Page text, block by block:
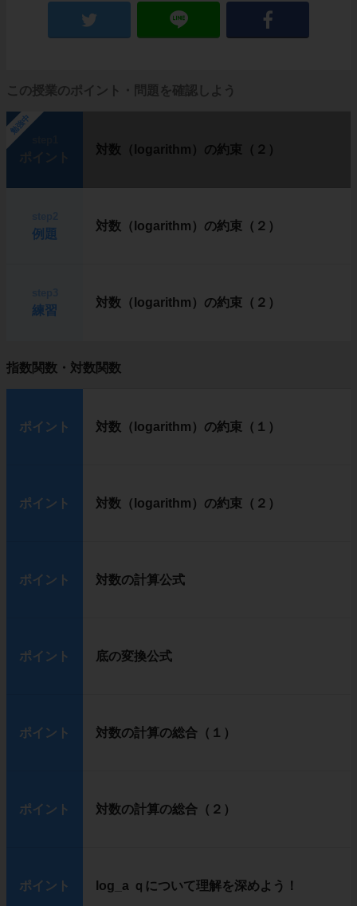
この授業のポイント・問題を確認しよう
勉強中
対数（logarithm）の約束（２）
例題
対数（logarithm）の約束（２）
練習
対数（logarithm）の約束（２）
指数関数・対数関数
ポイント 対数（logarithm）の約束（１）
ポイント 対数（logarithm）の約束（２）
ポイント 対数の計算公式
ポイント 底の変換公式
ポイント 対数の計算の総合（１）
ポイント 対数の計算の総合（２）
ポイント log_a ｑについて理解を深めよう！